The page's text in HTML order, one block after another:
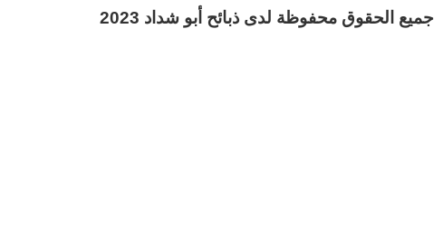
جميع الحقوق محفوظة لدى ذبائح أبو شداد 2023